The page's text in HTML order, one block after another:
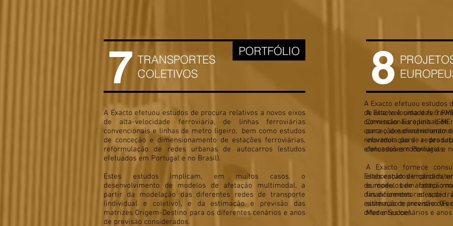
A Exacto efetuou estudos
de alta-velocidade
convencionais e linhas
conceção e
reformulação de redes
efetuados em Portugal e
Estes estudos implicam,
de modelos de afetação
das diferentes redes de
estimação e previsão das
diferentes cenários e
A Exacto é uma das 3
Comissão Europeia
para o desenvolvimento
inovador para a
concessões rodoviárias.
A Exacto fornece
elaboração de
europeu, bem como
financiamento e apoio
sistemas de incentivo
Med e Sudoe).
A Exacto efetuou estudos de procura relativos a novos eixos
de alta-velocidade ferroviária, de linhas ferroviárias
convencionais e linhas de metro ligeiro, bem como estudos
de conceção e dimensionamento de estações ferroviárias,
reformulação de redes urbanas de autocarros (estudos
efetuados em Portugal e no Brasil).
Estes estudos implicam, em muitos casos, o
desenvolvimento de modelos de afetação multimodal, a
partir da modelação das diferentes redes de transporte
(individual e coletivo), e da estimação e previsão das
matrizes Origem-Destino para os diferentes cenários e anos
de previsão considerados.
TRANSPORTES
COLETIVOS
PORTFÓLIO
7 8